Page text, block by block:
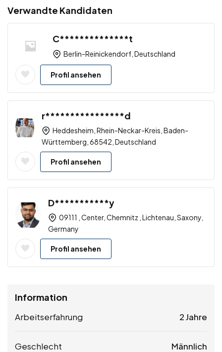
Verwandte Kandidaten
C**************t
Berlin-Reinickendorf, Deutschland
Profil ansehen
r****************d
Heddesheim, Rhein-Neckar-Kreis, Baden-
Württemberg, 68542, Deutschland
Profil ansehen
D***********y
09111 , Center, Chemnitz , Lichtenau, Saxony,
Germany
Profil ansehen
Information
Arbeitserfahrung 2 Jahre
Geschlecht Männlich